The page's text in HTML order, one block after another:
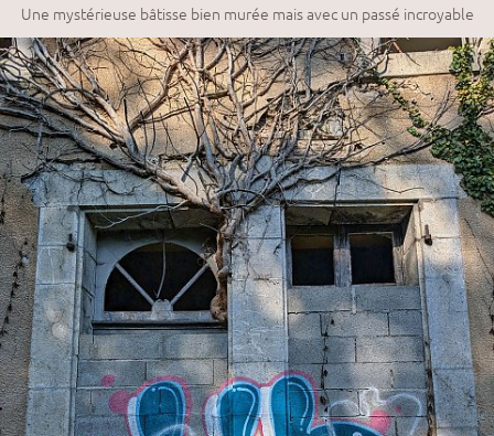
Une mystérieuse bâtisse bien murée mais avec un passé incroyable